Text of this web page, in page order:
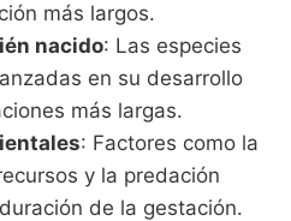
más largos.
nacido: Las especies
en su desarrollo
más largas.
: Factores como la
y la predación
de la gestación.